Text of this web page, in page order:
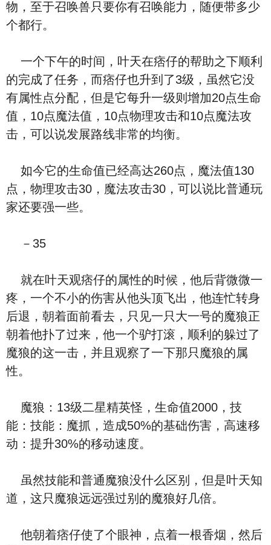
物，至于召唤兽只要你有召唤能力，随便带多少
个都行。
一个下午的时间，叶天在痞仔的帮助之下顺利
的完成了任务，而痞仔也升到了3级，虽然它没
有属性点分配，但是它每升一级则增加20点生命
值，10点魔法值，10点物理攻击和10点魔法攻
击，可以说发展路线非常的均衡。
如今它的生命值已经高达260点，魔法值130
点，物理攻击30，魔法攻击30，可以说比普通玩
家还要强一些。
－35
就在叶天观痞仔的属性的时候，他后背微微一
疼，一个不小的伤害从他头顶飞出，他连忙转身
后退，朝着面前看去，只见一只大一号的魔狼正
朝着他扑了过来，他一个驴打滚，顺利的躲过了
魔狼的这一击，并且观察了一下那只魔狼的属
性。
魔狼：13级二星精英怪，生命值2000，技
能：技能：魔抓，造成50%的基础伤害，高速移
动：提升30%的移动速度。
虽然技能和普通魔狼没什么区别，但是叶天知
道，这只魔狼远远强过别的魔狼好几倍。
他朝着痞仔使了个眼神，点着一根香烟，然后